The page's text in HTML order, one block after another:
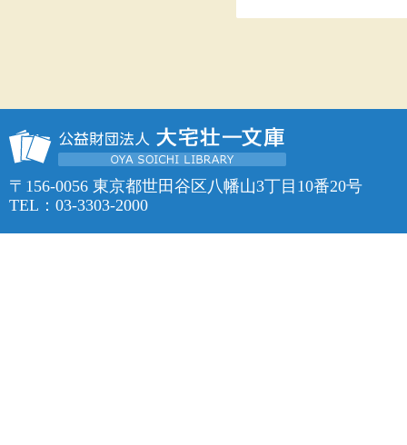
〒156-0056 東京都世田谷区八幡山3丁目10番20号
TEL：03-3303-2000